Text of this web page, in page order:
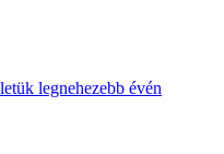
legnehezebb évén